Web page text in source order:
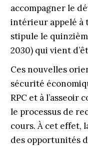
accompagner le
intérieur appelé à
stipule le
2030) qui vient
Ces nouvelles
sécurité
RPC et à l’asseoir
le processus de
cours. À cet effet,
des opportunités